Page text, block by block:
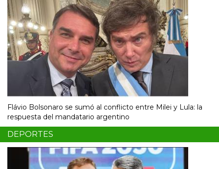
Flávio Bolsonaro se sumó al conflicto entre Milei y Lula: la
respuesta del mandatario argentino
DEPORTES